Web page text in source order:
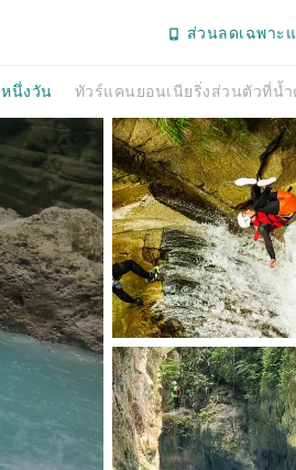
ส่วนลดเฉพาะ
นึ่งวัน